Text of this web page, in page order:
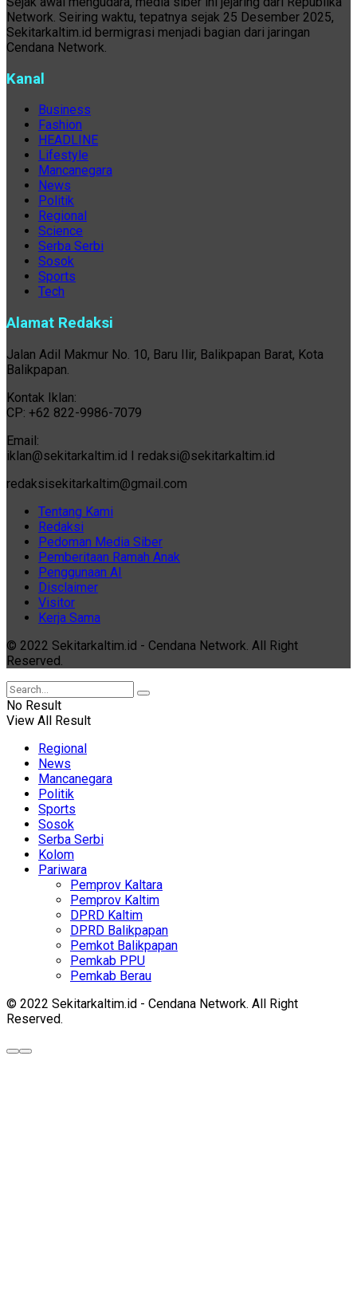
Network. Seiring waktu, tepatnya sejak 25 Desember 2025,
Sekitarkaltim.id bermigrasi menjadi bagian dari jaringan
Cendana Network.
Kanal
Business
Fashion
HEADLINE
Lifestyle
Mancanegara
News
Politik
Regional
Science
Serba Serbi
Sosok
Sports
Tech
Alamat Redaksi
Jalan Adil Makmur No. 10, Baru Ilir, Balikpapan Barat, Kota
Balikpapan.
Kontak Iklan:
CP: +62 822-9986-7079
Email:
iklan@sekitarkaltim.id I redaksi@sekitarkaltim.id
redaksisekitarkaltim@gmail.com
Tentang Kami
Redaksi
Pedoman Media Siber
Pemberitaan Ramah Anak
Penggunaan AI
Disclaimer
Visitor
Kerja Sama
© 2022 Sekitarkaltim.id - Cendana Network. All Right
Reserved.
No Result
View All Result
Regional
News
Mancanegara
Politik
Sports
Sosok
Serba Serbi
Kolom
Pariwara
Pemprov Kaltara
Pemprov Kaltim
DPRD Kaltim
DPRD Balikpapan
Pemkot Balikpapan
Pemkab PPU
Pemkab Berau
© 2022 Sekitarkaltim.id - Cendana Network. All Right
Reserved.